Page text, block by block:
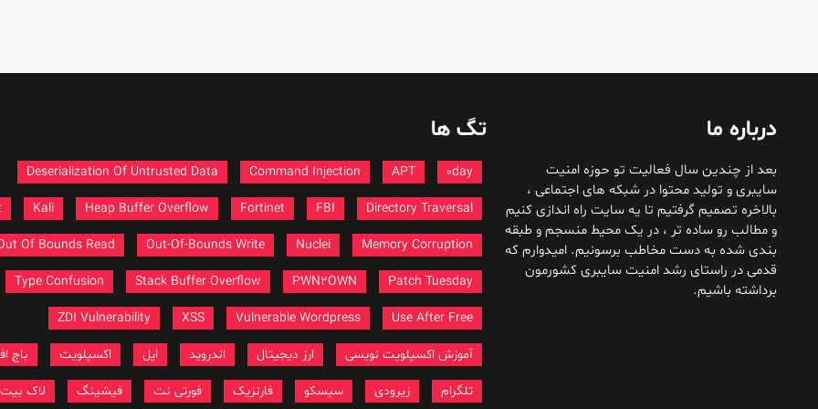
درباره ما
بعد از چندین سال فعالیت تو حوزه امنیت
سایبری و تولید محتوا در شبکه های اجتماعی ،
بالاخره تصمیم گرفتیم تا یه سایت راه اندازی کنیم
و مطالب رو ساده تر ، در یک محیط منسجم و طبقه
بندی شده به دست مخاطب برسونیم. امیدوارم که
قدمی در راستای رشد امنیت سایبری کشورمون
برداشته باشیم.
تگ ها
0day
APT
Command Injection
Deserialization Of Untrusted Data
Directory Traversal
FBI
Fortinet
Heap Buffer Overflow
Kali
Memory Corruption
Nuclei
Out-Of-Bounds Write
Of Bounds Read
Patch Tuesday
PWN2OWN
Stack Buffer Overflow
Type Confusion
Use After Free
Vulnerable Wordpress
XSS
ZDI Vulnerability
آموزش اکسپلویت نویسی ارز دیجیتال اندروید اپل اکسپلویت باج
تلگرام زیرودی سیسکو فارنزیک فورتی نت فیشینگ لاک بیت